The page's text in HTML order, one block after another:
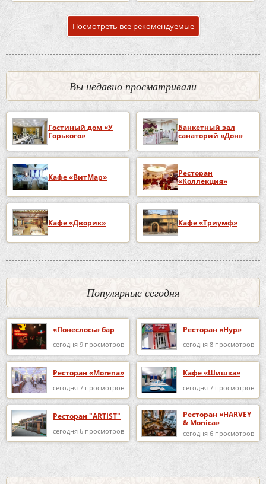
Посмотреть все рекомендуемые
Вы недавно просматривали
Гостиный дом «У
Горького»
Банкетный зал
санаторий «Дон»
Кафе «ВитМар»
Ресторан
«Коллекция»
Кафе «Дворик» Кафе «Триумф»
Популярные сегодня
«Понеслось» бар
сегодня 9 просмотров
Ресторан «Нур»
сегодня 8 просмотров
Ресторан «Morena»
сегодня 7 просмотров
Кафе «Шишка»
сегодня 7 просмотров
Ресторан "ARTIST"
сегодня 6 просмотров
Ресторан «HARVEY
& Monica»
сегодня 6 просмотров